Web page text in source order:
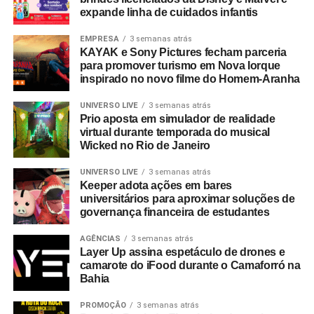
mesmo entusiasmo do primeiro dia, reafirmando nosso
compromisso em construir narrativas vivas que geram
valor para o ecossistema dos nossos clientes”.
Com um portfólio que carrega o histórico de projetos para
gigantes do mercado como Whirlpool, Heineken, Banco
BMG, Banco Inter, Grupo Boticário, Suvinil, GOL,
Havaianas e MetLife, para seguir o ritmo do seu
crescimento, a EAÍ?! inicia o novo ciclo com a conquista
das contas da Camil (convenção anual e viagem de
incentivo) e da Seara (campanhas de engajamento
interno). Além da ampliação do escopo de atuação com a
Copa Energia (calendário nacional de eventos e trade
marketing) e com a Mondelez International (ecossistema
de campanhas de incentivo e viagens).
No último trimestre de 2026, a agência também assina a
produção da segunda edição do Inter Summit, evento
proprietário do Banco Inter que já se integrou ao
expande linha de cuidados infantis
EMPRESA 3 semanas atrás
KAYAK e Sony Pictures fecham parceria
para promover turismo em Nova Iorque
inspirado no novo filme do Homem-Aranha
UNIVERSO LIVE 3 semanas atrás
Prio aposta em simulador de realidade
virtual durante temporada do musical
Wicked no Rio de Janeiro
UNIVERSO LIVE 3 semanas atrás
Keeper adota ações em bares
universitários para aproximar soluções de
governança financeira de estudantes
AGÊNCIAS 3 semanas atrás
Layer Up assina espetáculo de drones e
camarote do iFood durante o Camaforró na
Bahia
PROMOÇÃO 3 semanas atrás